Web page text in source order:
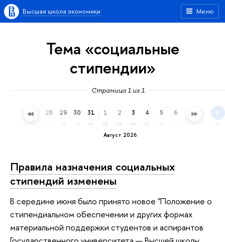
Меню
Высшая школа экономики
Тема «социальные
стипендии»
Страница 1 из 1
27 28 29 30
чт
31
пт
Август 2026
1
сб
2
вс
3
пн
4
вт
5 6 7 9
вс
Правила назначения социальных
стипендий изменены
В середине июня было принято новое "Положение о
стипендиальном обеспечении и других формах
материальной поддержки студентов и аспирантов